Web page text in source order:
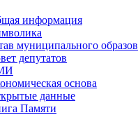
информация
муниципального
депутатов
основа
данные
Памяти